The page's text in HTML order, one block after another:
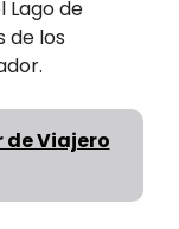
Lago de
de los
de Viajero